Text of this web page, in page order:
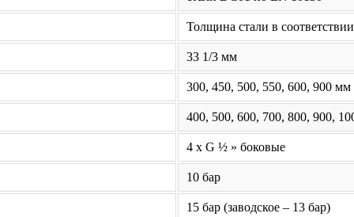
Толщина стали в
33 1/3 мм
300, 450, 500, 550, 600, 900 мм
400, 500, 600, 700, 800, 900,
4 x G ½ » боковые
10 бар
15 бар (заводское – 13 бар)